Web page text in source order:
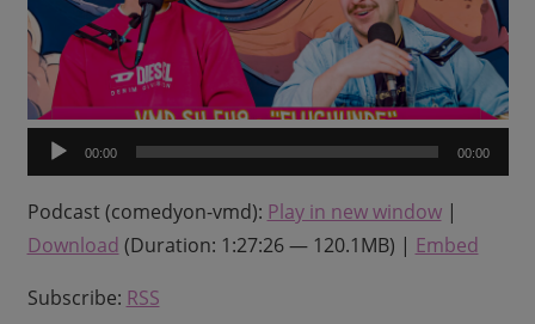
Audio-
Player
00:00 00:00
Podcast (comedyon-vmd): Play in new window|
Download (Duration: 1:27:26 — 120.1MB) | Embed
Subscribe: RSS